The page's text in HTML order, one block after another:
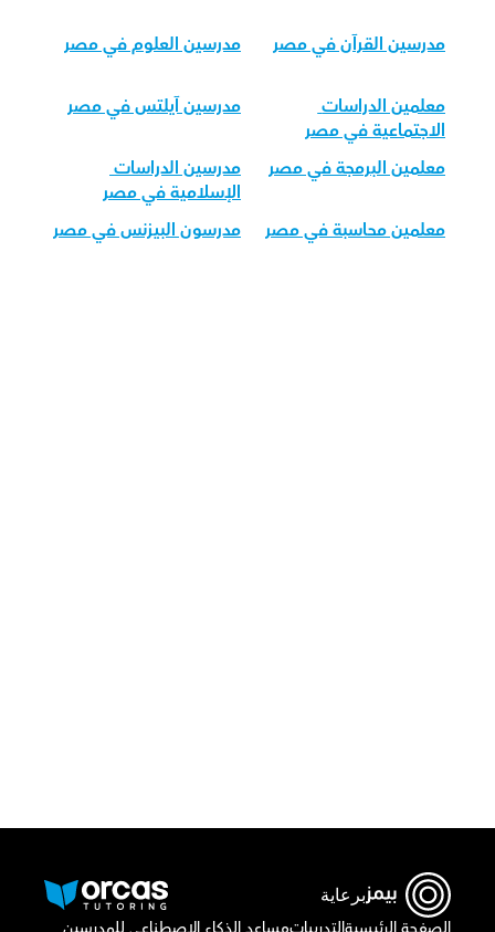
مدرسين القرآن في مصر
مدرسين العلوم في مصر
معلمين الدراسات
الاجتماعية في مصر
مدرسين آيلتس في مصر
معلمين البرمجة في مصر
مدرسين الدراسات
الإسلامية في مصر
معلمين محاسبة في مصر
مدرسون البيزنس في مصر
برعاية